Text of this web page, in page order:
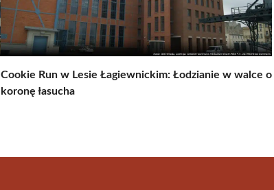
Cookie Run w Lesie Łagiewnickim: Łodzianie w walce o
koronę łasucha